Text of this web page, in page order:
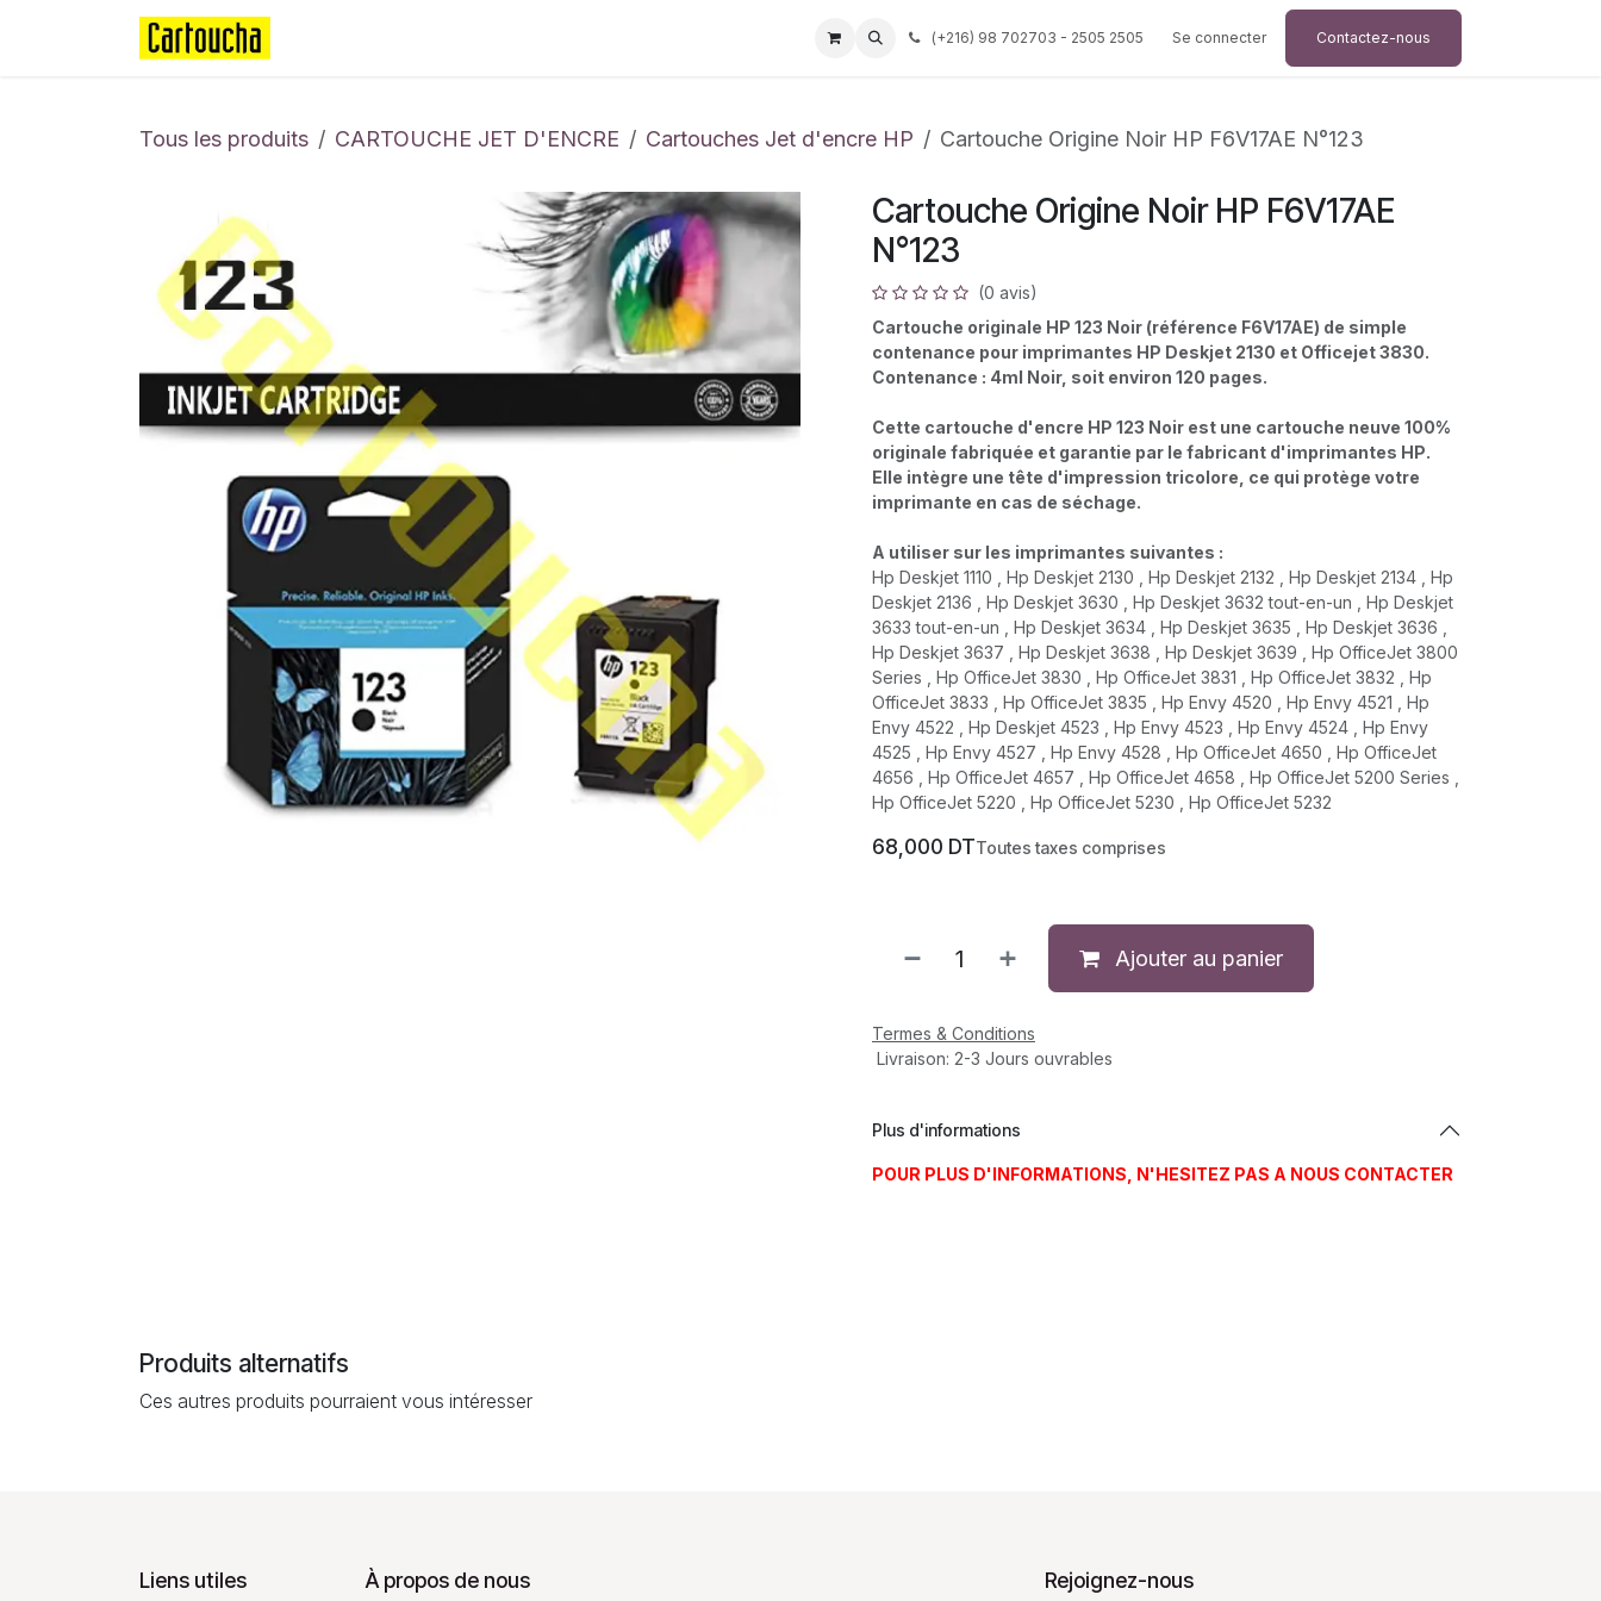
Se rendre au contenu
Société Aide
(+216) 98 702703 - 2505 2505 Se connecter Contactez-nous
Tous les produits CARTOUCHE JET D'ENCRE Cartouches Jet d'encre HP Cartouche Origine Noir HP F6V17AE N°123
Cartouche Origine Noir HP F6V17AE
N°123
(0 avis)
Cartouche originale HP 123 Noir (référence F6V17AE) de simple
contenance pour imprimantes HP Deskjet 2130 et Officejet 3830.
Contenance : 4ml Noir, soit environ 120 pages.
Cette cartouche d'encre HP 123 Noir est une cartouche neuve 100%
originale fabriquée et garantie par le fabricant d'imprimantes HP.
Elle intègre une tête d'impression tricolore, ce qui protège votre
imprimante en cas de séchage.
A utiliser sur les imprimantes suivantes :
Hp Deskjet 1110 , Hp Deskjet 2130 , Hp Deskjet 2132 , Hp Deskjet 2134 , Hp
Deskjet 2136 , Hp Deskjet 3630 , Hp Deskjet 3632 tout-en-un , Hp Deskjet
3633 tout-en-un , Hp Deskjet 3634 , Hp Deskjet 3635 , Hp Deskjet 3636 ,
Hp Deskjet 3637 , Hp Deskjet 3638 , Hp Deskjet 3639 , Hp OfficeJet 3800
Series , Hp OfficeJet 3830 , Hp OfficeJet 3831 , Hp OfficeJet 3832 , Hp
OfficeJet 3833 , Hp OfficeJet 3835 , Hp Envy 4520 , Hp Envy 4521 , Hp
Envy 4522 , Hp Deskjet 4523 , Hp Envy 4523 , Hp Envy 4524 , Hp Envy
4525 , Hp Envy 4527 , Hp Envy 4528 , Hp OfficeJet 4650 , Hp OfficeJet
4656 , Hp OfficeJet 4657 , Hp OfficeJet 4658 , Hp OfficeJet 5200 Series ,
Hp OfficeJet 5220 , Hp OfficeJet 5230 , Hp OfficeJet 5232
68,000 DTToutes taxes comprises
Ajouter au panier
Termes & Conditions
Livraison: 2-3 Jours ouvrables
Plus d'informations
POUR PLUS D'INFORMATIONS, N'HESITEZ PAS A NOUS CONTACTER
Produits alternatifs
Ces autres produits pourraient vous intéresser
Liens utiles À propos de nous Rejoignez-nous